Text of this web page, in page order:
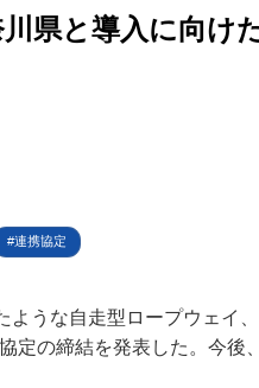
県と導入に向け
連携協定
うな自走型ロープウェイ、
定の締結を発表した。今後